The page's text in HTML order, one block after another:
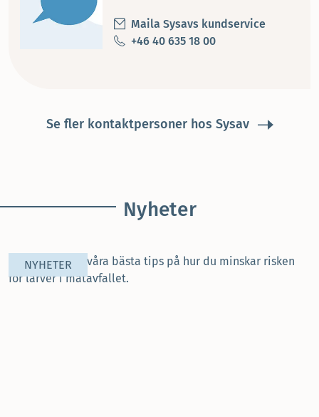
Nyheter
NYHETER
Maila Sysavs kundservice
+46 40 635 18 00
Se fler kontaktpersoner hos Sysav